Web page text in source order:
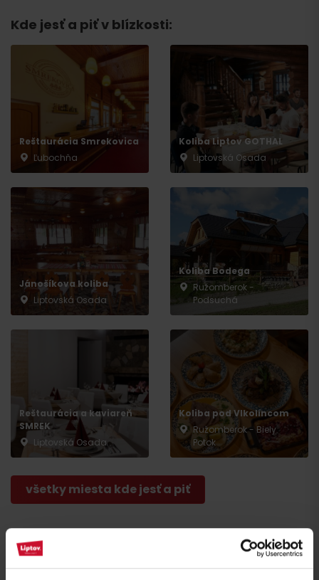
Kde jesť a piť v blízkosti:
Reštaurácia Smrekovica
Ľubochňa
Koliba Liptov GOTHAL
Liptovská Osada
Jánošíkova koliba
Liptovská Osada
Koliba Bodega
Ružomberok -
Podsuchá
Reštaurácia a kaviareň
SMREK
Liptovská Osada
Koliba pod Vlkolíncom
Ružomberok - Biely
Potok
všetky miesta kde jesť a piť
Aktivity a relax v blízkosti: